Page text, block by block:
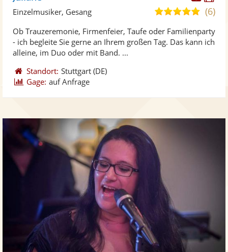
Fotos
5,0
5
(6)
Einzelmusiker, Gesang
Ob Trauzeremonie, Firmenfeier, Taufe oder Familienparty
- ich begleite Sie gerne an Ihrem großen Tag. Das kann ich
alleine, im Duo oder mit Band. ...
Standort: Stuttgart (DE)
Gage: auf Anfrage